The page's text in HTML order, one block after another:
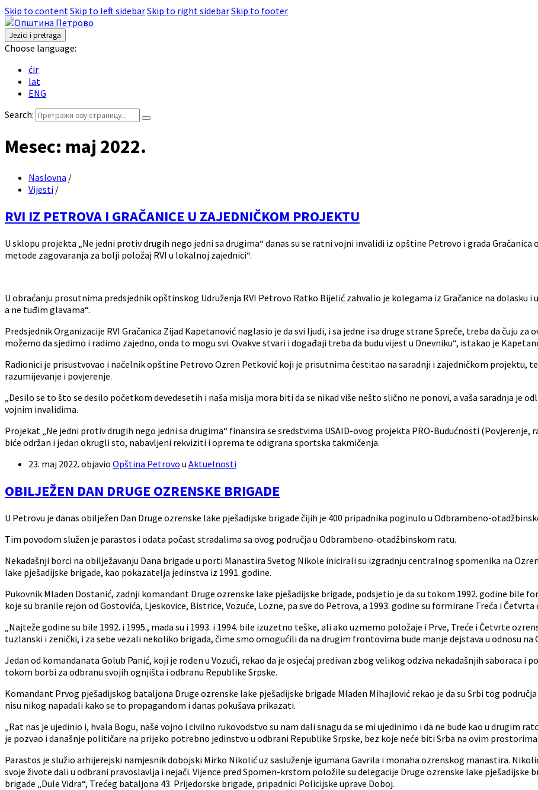
Skip to contentSkip to left sidebarSkip to right sidebarSkip to footer
Jezici i pretraga
Choose language:
ćir
lat
ENG
Search:
Mesec: maj 2022.
Naslovna /
Vijesti /
RVI IZ PETROVA I GRAČANICE U ZAJEDNIČKOM PROJEKTU
U sklopu projekta „Ne jedni protiv drugih nego jedni sa drugima“ danas su se ratni vojni invalidi iz opštine Petrovo i grada
metode zagovaranja za bolji položaj RVI u lokalnoj zajednici“.
U obraćanju prosutnima predsjednik opštinskog Udruženja RVI Petrovo Ratko Bijelić zahvalio je kolegama iz Gračanice na dolasku i
a ne tuđim glavama“.
Predsjednik Organizacije RVI Gračanica Zijad Kapetanović naglasio je da svi ljudi, i sa jedne i sa druge strane Spreče, treba da čuju
možemo da sjedimo i radimo zajedno, onda to mogu svi. Ovakve stvari i događaji treba da budu vijest u Dnevniku“, istakao je
Radionici je prisustvovao i načelnik opštine Petrovo Ozren Petković koji je prisutnima čestitao na saradnji i zajedničkom projektu,
razumijevanje i povjerenje.
„Desilo se to što se desilo početkom devedesetih i naša misija mora biti da se nikad više nešto slično ne ponovi, a vaša saradnja je
vojnim invalidima.
Projekat „Ne jedni protiv drugih nego jedni sa drugima“ finansira se sredstvima USAID-ovog projekta PRO-Budućnosti
biće održan i jedan okrugli sto, nabavljeni rekviziti i oprema te odigrana sportska takmičenja.
23. maj 2022. objavio Opština Petrovo u Aktuelnosti
OBILJEŽEN DAN DRUGE OZRENSKE BRIGADE
U Petrovu je danas obilježen Dan Druge ozrenske lake pješadijske brigade čijih je 400 pripadnika poginulo u Odbrambeno-
Tim povodom služen je parastos i odata počast stradalima sa ovog područja u Odbrambeno-otadžbinskom ratu.
Nekadašnji borci na obilježavanju Dana brigade u porti Manastira Svetog Nikole inicirali su izgradnju centralnog spomenika na
lake pješadijske brigade, kao pokazatelja jedinstva iz 1991. godine.
Pukovnik Mladen Dostanić, zadnji komandant Druge ozrenske lake pješadijske brigade, podsjetio je da su tokom 1992. godine bile
koje su branile rejon od Gostovića, Ljeskovice, Bistrice, Vozuće, Lozne, pa sve do Petrova, a 1993. godine su formirane Treća i
„Najteže godine su bile 1992. i 1995., mada su i 1993. i 1994. bile izuzetno teške, ali ako uzmemo položaje i Prve, Treće i Četvrte
tuzlanski i zenički, i za sebe vezali nekoliko brigada, čime smo omogućili da na drugim frontovima bude manje dejstava u odnosu na
Jedan od komandanata Golub Panić, koji je rođen u Vozući, rekao da je osjećaj predivan zbog velikog odziva nekadašnjih saboraca i
tokom borbi za odbranu svojih ognjišta i odbranu Republike Srpske.
Komandant Prvog pješadijskog bataljona Druge ozrenske lake pješadijske brigade Mladen Mihajlović rekao je da su Srbi tog
nisu nikog napadali kako se to propagandom i danas pokušava prikazati.
„Rat nas je ujedinio i, hvala Bogu, naše vojno i civilno rukovodstvo su nam dali snagu da se mi ujedinimo i da ne bude kao u drugim
je pozvao i današnje političare na prijeko potrebno jedinstvo u odbrani Republike Srpske, bez koje neće biti Srba na ovim prostorima.
Parastos je služio arhijerejski namjesnik dobojski Mirko Nikolić uz sasluženje igumana Gavrila i monaha ozrenskog manastira.
svoje živote dali u odbrani pravoslavlja i nejači. Vijence pred Spomen-krstom položile su delegacije Druge ozrenske lake pješadijske
brigade „Dule Vidra“, Trećeg bataljona 43. Prijedorske brigade, pripadnici Policijske uprave Doboj.